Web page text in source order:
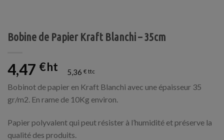
Bobine de Papier Kraft Blanchi – 35cm
4,47 € 5,36 €
Bobinot de papier en Kraft Blanchi avec une épaisseur 35
gr/m2. En rame de 10Kg environ.
Papier polyvalent qui peut résister à l’humidité et préserve la
qualité des produits.